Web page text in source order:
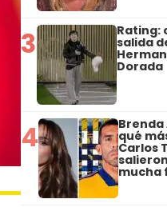
3 Rating:
salida
Dorada
4 qué
Carlos
mucha